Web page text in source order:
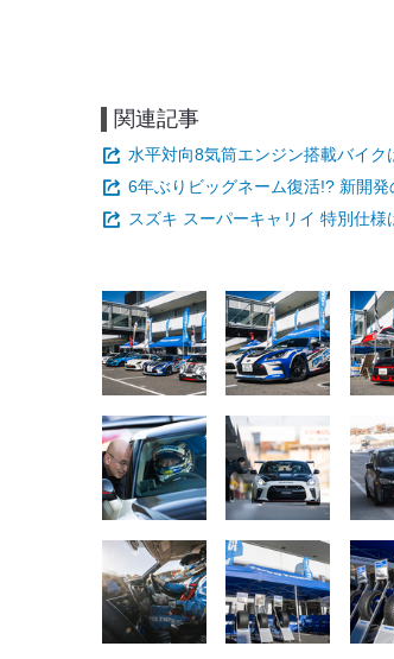
関連記事
水平対向8気筒エンジン搭載バイ
6年ぶりビッグネーム復活!? 新開
スズキ スーパーキャリイ 特別仕